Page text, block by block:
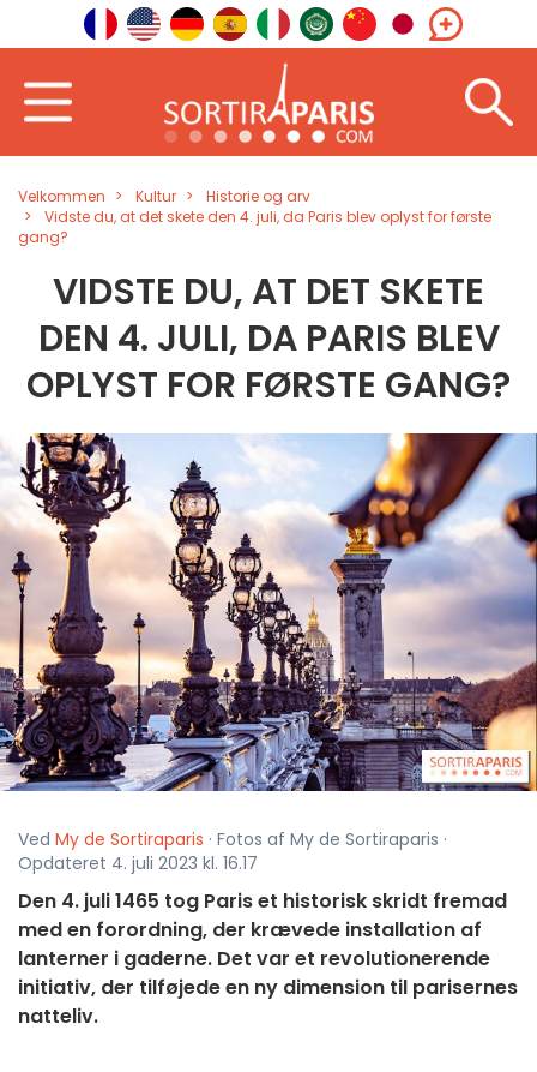
Velkommen Kultur
Historie og arv
Vidste du, at det skete den 4. juli, da Paris blev oplyst for første
gang?
VIDSTE DU, AT DET SKETE
DEN 4. JULI, DA PARIS BLEV
OPLYST FOR FØRSTE GANG?
Ved My de Sortiraparis · Fotos af My de Sortiraparis ·
Opdateret 4. juli 2023 kl. 16.17
Den 4. juli 1465 tog Paris et historisk skridt fremad
med en forordning, der krævede installation af
lanterner i gaderne. Det var et revolutionerende
initiativ, der tilføjede en ny dimension til parisernes
natteliv.